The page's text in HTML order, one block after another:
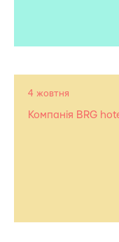
4 жовтня
Компанія BRG